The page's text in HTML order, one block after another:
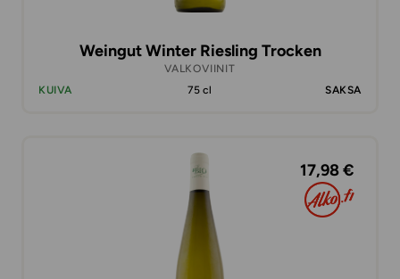
Weingut Winter Riesling Trocken
VALKOVIINIT
KUIVA
75 cl SAKSA
17,98 €